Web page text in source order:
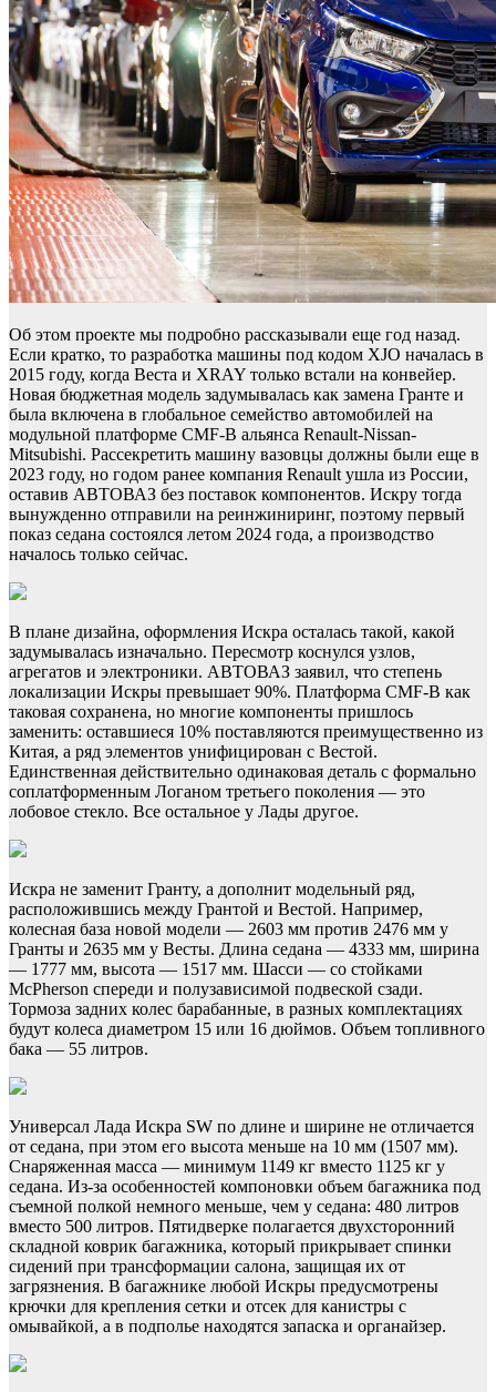
Об этом проекте мы подробно рассказывали еще год назад.
Если кратко, то разработка машины под кодом XJO началась в
2015 году, когда Веста и XRAY только встали на конвейер.
Новая бюджетная модель задумывалась как замена Гранте и
была включена в глобальное семейство автомобилей на
модульной платформе CMF-B альянса ­Renault-Nissan-
Mitsubishi. Рассекретить машину вазовцы должны были еще в
2023 году, но годом ранее компания Renault ушла из России,
оставив АВТОВАЗ без поставок компонентов. Искру тогда
вынужденно отправили на реинжиниринг, поэтому первый
показ седана состоялся летом 2024 года, а производство
началось только сейчас.
В плане дизайна, оформления Искра осталась такой, какой
задумывалась изначально. Пересмотр коснулся узлов,
агрегатов и электроники. АВТОВАЗ заявил, что степень
локализации Искры превышает 90%. Платформа CMF-B как
таковая сохранена, но многие компоненты пришлось
заменить: оставшиеся 10% поставляются преимущественно из
Китая, а ряд элементов унифицирован с Вестой.
Единственная действительно одинаковая деталь с формально
соплатформенным Логаном третьего поколения — это
лобовое стекло. Все остальное у Лады другое.
Искра не заменит Гранту, а дополнит модельный ряд,
расположившись между Грантой и Вестой. Например,
колесная база новой модели — 2603 мм против 2476 мм у
Гранты и 2635 мм у Весты. Длина седана — 4333 мм, ширина
— 1777 мм, высота — 1517 мм. Шасси — со стойками
McPherson спереди и полузависимой подвеской сзади.
Тормоза задних колес барабанные, в разных комплектациях
будут колеса диаметром 15 или 16 дюймов. Объем топливного
бака — 55 литров.
Универсал Лада Искра SW по длине и ширине не отличается
от седана, при этом его высота меньше на 10 мм (1507 мм).
Снаряженная масса — минимум 1149 кг вместо 1125 кг у
седана. Из-за особенностей компоновки объем багажника под
съемной полкой немного меньше, чем у седана: 480 литров
вместо 500 литров. Пятидверке полагается двухсторонний
складной коврик багажника, который прикрывает спинки
сидений при трансформации салона, защищая их от
загрязнения. В багажнике любой Искры предусмотрены
крючки для крепления сетки и отсек для канистры с
омывайкой, а в подполье находятся запаска и органайзер.